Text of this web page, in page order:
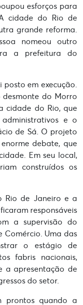
esforços para
cidade do Rio de
grande reforma.
nomeou outro
a prefeitura do
em execução.
desmonte do Morro
cidade do Rio, que
e o
de Sá. O projeto
debate, que
Em seu local,
construídos os
Rio de Janeiro e a
responsáveis
a supervisão do
Comércio. Uma das
o estágio de
fabris nacionais,
a apresentação de
do setor.
prontos quando a